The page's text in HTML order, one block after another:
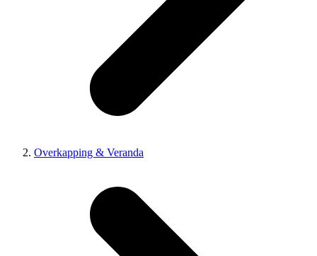
Overkapping & Veranda